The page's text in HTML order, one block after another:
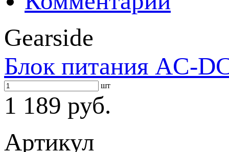
Gearside
Блок питания AC-
шт
1 189 руб.
Артикул